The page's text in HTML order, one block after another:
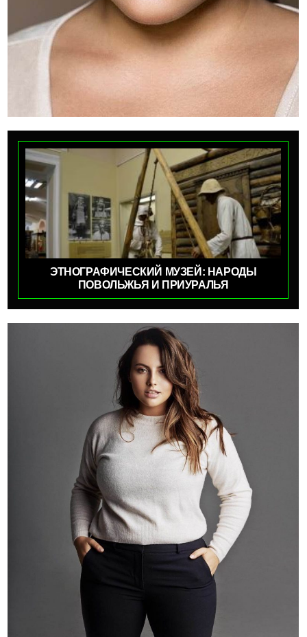
ЭТНОГРАФИЧЕСКИЙ МУЗЕЙ: НАРОДЫ
ПОВОЛЬЖЬЯ И ПРИУРАЛЬЯ